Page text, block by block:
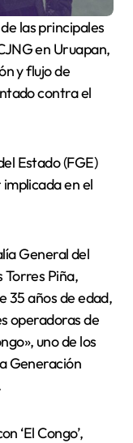
las principales
en Uruapan,
y flujo de
contra el
Estado (FGE)
en el
General del
Torres Piña,
35 años de edad,
operadoras de
uno de los
Generación
‘El Congo’,